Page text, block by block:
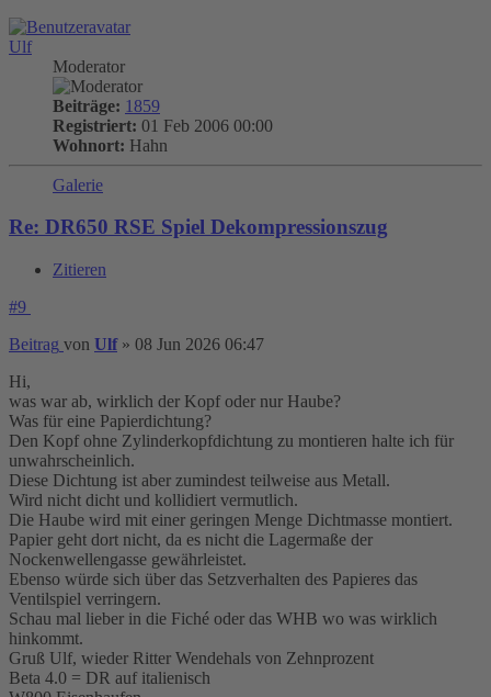
Ulf
Moderator
Beiträge: 1859
Registriert: 01 Feb 2006 00:00
Wohnort: Hahn
Galerie
Re: DR650 RSE Spiel Dekompressionszug
Zitieren
#9
Beitrag von Ulf» 08 Jun 2026 06:47
Hi,
was war ab, wirklich der Kopf oder nur Haube?
Was für eine Papierdichtung?
Den Kopf ohne Zylinderkopfdichtung zu montieren halte ich für
unwahrscheinlich.
Diese Dichtung ist aber zumindest teilweise aus Metall.
Wird nicht dicht und kollidiert vermutlich.
Die Haube wird mit einer geringen Menge Dichtmasse montiert.
Papier geht dort nicht, da es nicht die Lagermaße der
Nockenwellengasse gewährleistet.
Ebenso würde sich über das Setzverhalten des Papieres das
Ventilspiel verringern.
Schau mal lieber in die Fiché oder das WHB wo was wirklich
hinkommt.
Gruß Ulf, wieder Ritter Wendehals von Zehnprozent
Beta 4.0 = DR auf italienisch